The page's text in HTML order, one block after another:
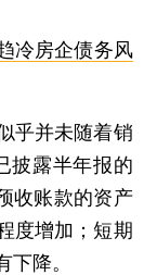
冷房企债务风
并未随着销
披露半年报的
收账款的资产
度增加；短期
降。